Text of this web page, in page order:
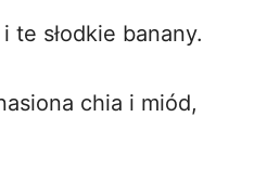
te słodkie banany.
chia i miód,